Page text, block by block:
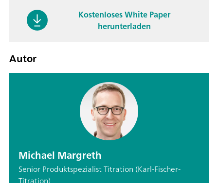
Kostenloses White Paper
herunterladen
Autor
Michael Margreth
Senior Produktspezialist Titration (Karl-Fischer-